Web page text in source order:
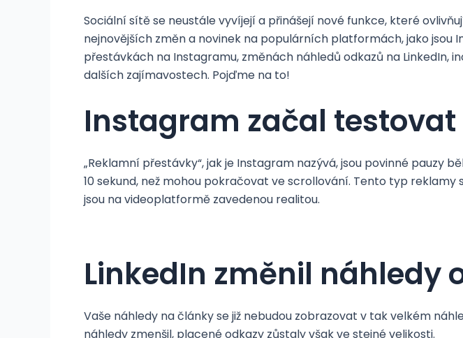
Sociální sítě se neustále vyvíjejí a přinášejí nové funkce, které
nejnovějších změn a novinek na populárních platformách, jako jsou
přestávkách na Instagramu, změnách náhledů odkazů na
dalších zajímavostech. Pojďme na to!
Instagram začal
„Reklamní přestávky“, jak je Instagram nazývá, jsou povinné pauzy
10 sekund, než mohou pokračovat ve scrollování. Tento typ
jsou na videoplatformě zavedenou realitou.
LinkedIn změnil náhledy
Vaše náhledy na články se již nebudou zobrazovat v tak velkém
náhledy zmenšil, placené odkazy zůstaly však ve stejné velikosti.